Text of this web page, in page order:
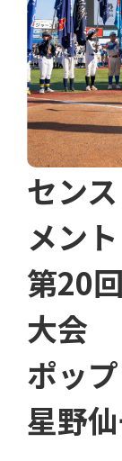
セン
メント
第20
大会
ポッ
星野